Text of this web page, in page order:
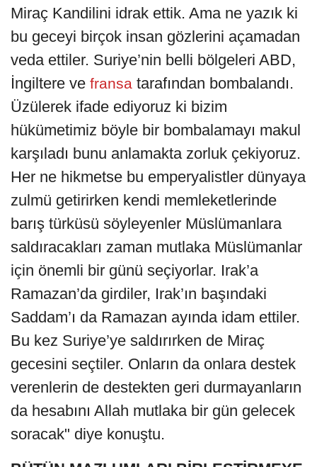
Miraç Kandilini idrak ettik. Ama ne yazık ki
bu geceyi birçok insan gözlerini açamadan
veda ettiler. Suriye’nin belli bölgeleri ABD,
İngiltere ve fransa tarafından bombalandı.
Üzülerek ifade ediyoruz ki bizim
hükümetimiz böyle bir bombalamayı makul
karşıladı bunu anlamakta zorluk çekiyoruz.
Her ne hikmetse bu emperyalistler dünyaya
zulmü getirirken kendi memleketlerinde
barış türküsü söyleyenler Müslümanlara
saldıracakları zaman mutlaka Müslümanlar
için önemli bir günü seçiyorlar. Irak’a
Ramazan’da girdiler, Irak’ın başındaki
Saddam’ı da Ramazan ayında idam ettiler.
Bu kez Suriye’ye saldırırken de Miraç
gecesini seçtiler. Onların da onlara destek
verenlerin de destekten geri durmayanların
da hesabını Allah mutlaka bir gün gelecek
soracak" diye konuştu.